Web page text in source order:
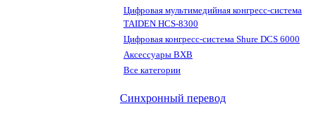
Цифровая мультимедийная конгресс-система
TAIDEN HCS-8300
Цифровая конгресс-система Shure DCS 6000
Аксессуары BXB
Все категории
Синхронный перевод